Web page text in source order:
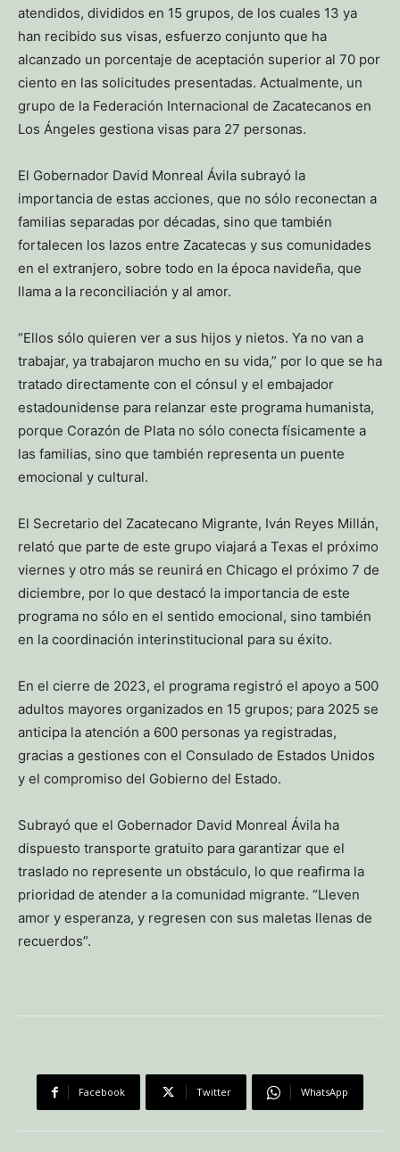
atendidos, divididos en 15 grupos, de los cuales 13 ya
han recibido sus visas, esfuerzo conjunto que ha
alcanzado un porcentaje de aceptación superior al 70 por
ciento en las solicitudes presentadas. Actualmente, un
grupo de la Federación Internacional de Zacatecanos en
Los Ángeles gestiona visas para 27 personas.
El Gobernador David Monreal Ávila subrayó la
importancia de estas acciones, que no sólo reconectan a
familias separadas por décadas, sino que también
fortalecen los lazos entre Zacatecas y sus comunidades
en el extranjero, sobre todo en la época navideña, que
llama a la reconciliación y al amor.
“Ellos sólo quieren ver a sus hijos y nietos. Ya no van a
trabajar, ya trabajaron mucho en su vida,” por lo que se ha
tratado directamente con el cónsul y el embajador
estadounidense para relanzar este programa humanista,
porque Corazón de Plata no sólo conecta físicamente a
las familias, sino que también representa un puente
emocional y cultural.
El Secretario del Zacatecano Migrante, Iván Reyes Millán,
relató que parte de este grupo viajará a Texas el próximo
viernes y otro más se reunirá en Chicago el próximo 7 de
diciembre, por lo que destacó la importancia de este
programa no sólo en el sentido emocional, sino también
en la coordinación interinstitucional para su éxito.
En el cierre de 2023, el programa registró el apoyo a 500
adultos mayores organizados en 15 grupos; para 2025 se
anticipa la atención a 600 personas ya registradas,
gracias a gestiones con el Consulado de Estados Unidos
y el compromiso del Gobierno del Estado.
Subrayó que el Gobernador David Monreal Ávila ha
dispuesto transporte gratuito para garantizar que el
traslado no represente un obstáculo, lo que reafirma la
prioridad de atender a la comunidad migrante. “Lleven
amor y esperanza, y regresen con sus maletas llenas de
recuerdos”.
Facebook Twitter WhatsApp